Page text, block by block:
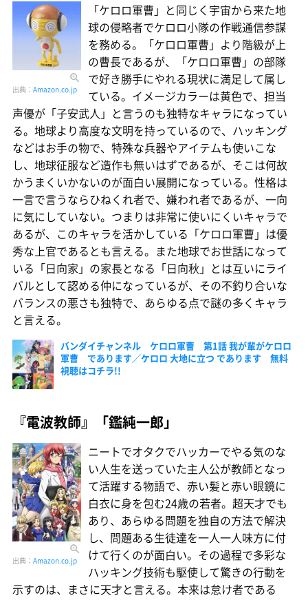
出典： Amazon.co.jp
「ケロロ軍曹」と同じく宇宙から来た地
球の侵略者でケロロ小隊の作戦通信参謀
を務める。「ケロロ軍曹」より階級が上
の曹長であるが、「ケロロ軍曹」の部隊
で好き勝手にやれる現状に満足して属し
ている。イメージカラーは黄色で、担当
声優が「子安武人」と言うのも独特なキャラになってい
る。地球より高度な文明を持っているので、ハッキング
などはお手の物で、特殊な兵器やアイテムも使いこな
し、地球征服など造作も無いはずであるが、そこは何故
かうまくいかないのが面白い展開になっている。性格は
一言で言うならひねくれ者で、嫌われ者であるが、一向
に気にしていない。つまりは非常に使いにくいキャラで
あるが、このキャラを活かしている「ケロロ軍曹」は優
秀な上官であるとも言える。また地球でお世話になって
いる「日向家」の家長となる「日向秋」とは互いにライ
バルとして認める仲になっているが、その不釣り合いな
バランスの悪さも独特で、あらゆる点で謎の多くキャラ
と言える。
バンダイチャンネル ケロロ軍曹 第1話 我が輩がケロロ
軍曹 であります／ケロロ 大地に立つ であります 無料
視聴はコチラ!!
『電波教師』「鑑純一郎」
出典： Amazon.co.jp
ニートでオタクでハッカーでやる気のな
い人生を送っていた主人公が教師となっ
て活躍する物語で、赤い髪と赤い眼鏡に
白衣に身を包む24歳の若者。超天才でも
あり、あらゆる問題を独自の方法で解決
し、問題ある生徒達を一人一人味方に付
けて行くのが面白い。その過程で多彩な
ハッキング技術も駆使して驚きの行動を
示すのは、まさに天才と言える。本来は怠け者である